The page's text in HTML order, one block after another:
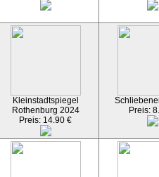
Kleinstadtspiegel
Rothenburg 2024
Preis: 14.90 €
Preis: